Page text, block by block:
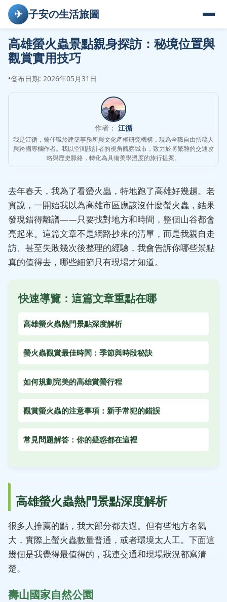
✈ 子安の生活旅圖
高雄螢火蟲景點親身探訪：秘境位置與
觀賞實用技巧
•發布日期: 2026年05月31日
作者： 江循
我是江循，曾任職於建築事務所與文化產權研究機構，現為全職自由撰稿人
與跨國專欄作者。我以空間設計者的視角觀察城市，致力於將繁雜的交通攻
略與歷史脈絡，轉化為具備美學溫度的旅行提案。
去年春天，我為了看螢火蟲，特地跑了高雄好幾趟。老
實說，一開始我以為高雄市區應該沒什麼螢火蟲，結果
發現錯得離譜——只要找對地方和時間，整個山谷都會
亮起來。這篇文章不是網路抄來的清單，而是我親自走
訪、甚至失敗幾次後整理的經驗，我會告訴你哪些景點
真的值得去，哪些細節只有現場才知道。
快速導覽：這篇文章重點在哪
高雄螢火蟲熱門景點深度解析
螢火蟲觀賞最佳時間：季節與時段秘訣
如何規劃完美的高雄賞螢行程
觀賞螢火蟲的注意事項：新手常犯的錯誤
常見問題解答：你的疑惑都在這裡
高雄螢火蟲熱門景點深度解析
很多人推薦的點，我大部分都去過。但有些地方名氣
大，實際上螢火蟲數量普通，或者環境太人工。下面這
幾個是我覺得最值得的，我連交通和現場狀況都寫清
楚。
壽山國家自然公園